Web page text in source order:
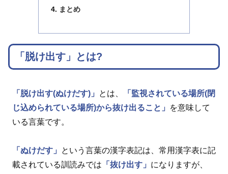
まとめ
「脱け出す」とは?
「脱け出す(ぬけだす)」 とは、
「監視されている場所(閉
じ込められている場所)から抜け出ること」
を意味して
いる言葉です。
「ぬけだす」
という言葉の漢字表記は、常用漢字表に記
載されている訓読みでは 「抜け出す」 になりますが、